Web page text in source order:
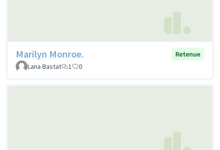
Marilyn Monroe.
Retenue
Lana Bastat
1 0